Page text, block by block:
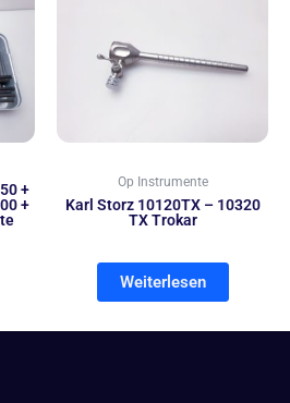
+
+
Op Instrumente
Karl Storz 10120TX – 10320
TX Trokar
Weiterlesen